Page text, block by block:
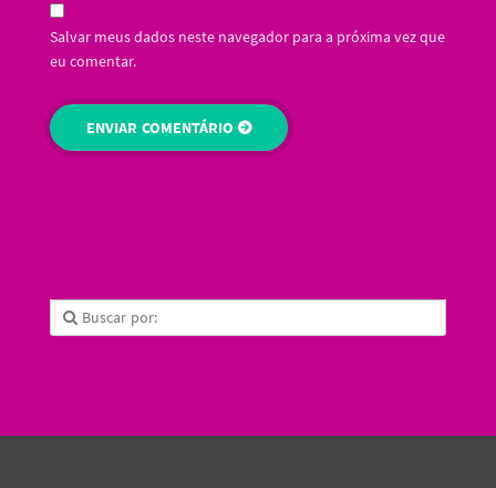
Salvar meus dados neste navegador para a próxima vez que
eu comentar.